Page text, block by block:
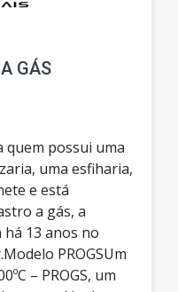
GÁS
possui uma
uma esfiharia,
e está
a gás, a
13 anos no
PROGSUm
– PROGS, um